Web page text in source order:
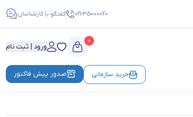
021-35000020 گفتگو با کارشناسان
0
ورود | ثبت نام
خرید سازمانی صدور پیش فاکتور